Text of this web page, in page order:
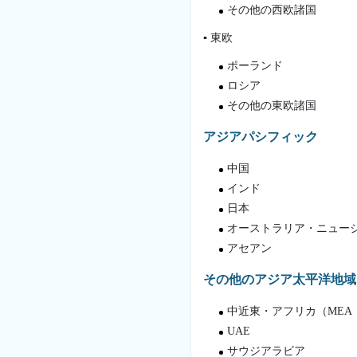
その他の西欧諸国
▪ 東欧
ポーランド
ロシア
その他の東欧諸国
アジアパシフィック
中国
インド
日本
オーストラリア・ニュー
アセアン
その他のアジア太平洋地域
中近東・アフリカ（MEA
UAE
サウジアラビア